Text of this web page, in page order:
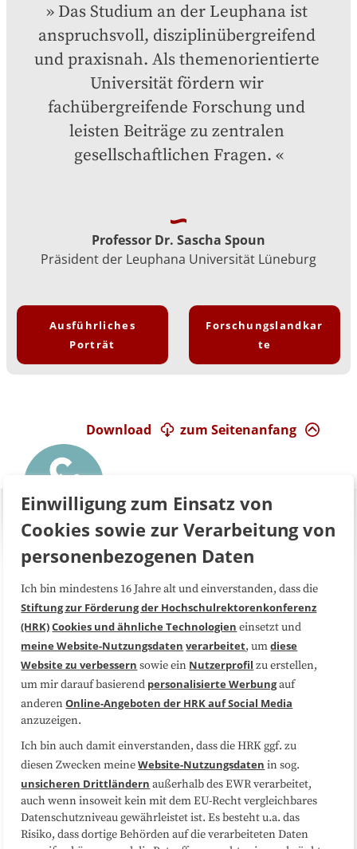
Das Studium an der Leuphana ist
anspruchsvoll, disziplinübergreifend
und praxisnah. Als themenorientierte
Universität fördern wir
fachübergreifende Forschung und
leisten Beiträge zu zentralen
gesellschaftlichen Fragen.
Professor Dr. Sascha Spoun
Präsident der Leuphana Universität Lüneburg
Ausführliches
Porträt
Forschungslandkar
te
zum Seitenanfang
Download
Über uns FAQ
Medienarbeit Kooperationen
Datenschutzerklärung Impressum
Sitemap
Folgen Sie uns
Einwilligung zum Einsatz von
Cookies sowie zur Verarbeitung von
personenbezogenen Daten
Ich bin mindestens 16 Jahre alt und einverstanden, dass die
Stiftung zur Förderung der Hochschulrektorenkonferenz
(HRK)Cookies und ähnliche Technologien einsetzt und
meine Website-Nutzungsdaten verarbeitet, umdiese
Website zu verbessern sowie ein Nutzerprofil zu erstellen,
um mir darauf basierend personalisierte Werbungauf
anderenOnline-Angeboten der HRK auf Social Media
anzuzeigen.
Ich bin auch damit einverstanden, dass die HRK ggf. zu
diesen Zwecken meineWebsite-Nutzungsdaten in sog.
unsicheren Drittländern außerhalb des EWR verarbeitet,
auch wenn insoweit kein mit dem EU-Recht vergleichbares
Datenschutzniveau gewährleistet ist. Es besteht u.a. das
Risiko, dass dortige Behörden auf die verarbeiteten Daten